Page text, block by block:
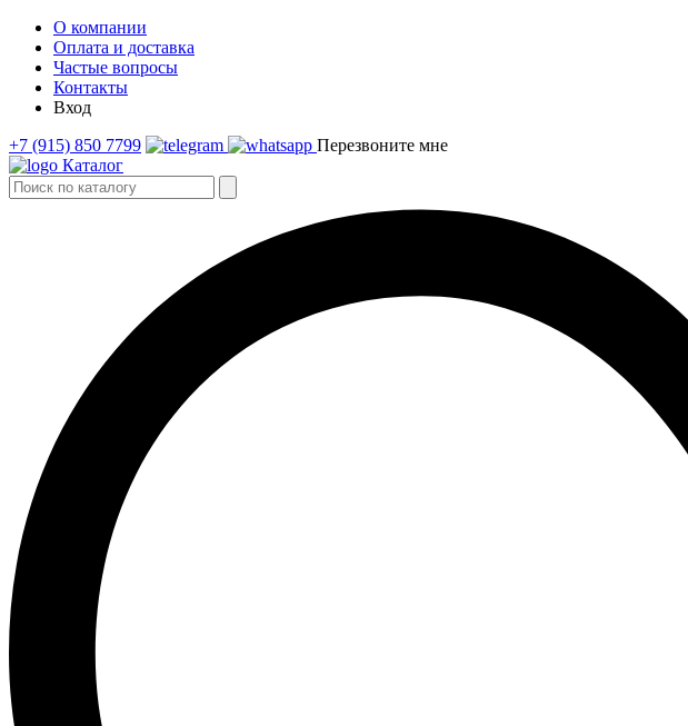
О компании
Оплата и доставка
Частые вопросы
Контакты
Вход
+7 (915) 850 7799
Перезвоните мне
Каталог